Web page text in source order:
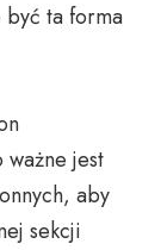
ta forma
jest
aby
sekcji